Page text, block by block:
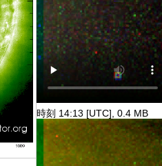
時刻 14:13 [UTC], 0.4 MB